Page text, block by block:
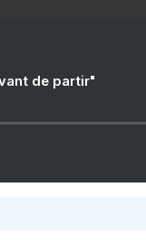
de partir"